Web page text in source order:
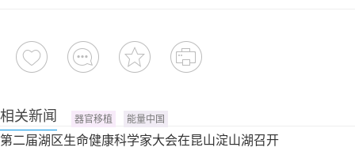
相关新闻 器官移植 能量中国
第二届湖区生命健康科学家大会在昆山淀山湖召开